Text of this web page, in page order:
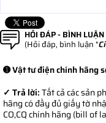
HỎI ĐÁP - BÌNH LUẬN
(Hỏi đáp, bình luận "
➊ Vật tư điện chính hãng
✓ Trả lời:Tất cả các sản
hãng có đầy đủ giấy tờ
CO,CQ chính hãng (bill of